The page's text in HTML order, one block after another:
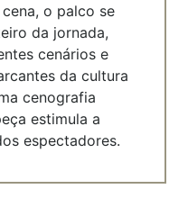
o palco se
da jornada,
cenários e
da cultura
cenografia
estimula a
espectadores.